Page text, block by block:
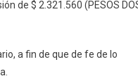
de $ 2.321.560 (PESOS
a fin de que de fe de lo